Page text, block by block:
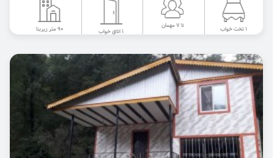
1 تخت خواب تا 7 مهمان
1 اتاق خواب 90 متر زیربنا